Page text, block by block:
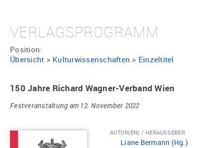
VERLAGSPROGRAMM
Position:
Übersicht > Kulturwissenschaften > Einzeltitel
150 Jahre Richard Wagner-Verband Wien
Festveranstaltung am 12. November 2022
AUTOR(EN) / HERAUSGEBER
Liane Bermann (Hg.)